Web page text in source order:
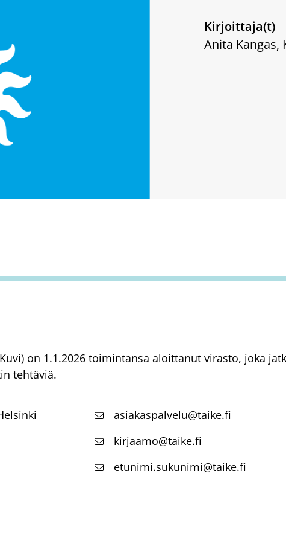
Kirjoittaja(t)
Anita Kangas,
on 1.1.2026 toimintansa aloittanut virasto, joka
tehtäviä.
asiakaspalvelu@taike.fi
kirjaamo@taike.fi
etunimi.sukunimi@taike.fi